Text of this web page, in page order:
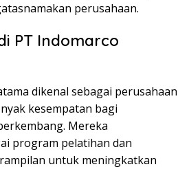
perusahaan.
PT Indomarco
dikenal sebagai perusahaan
kesempatan bagi
Mereka
program pelatihan dan
untuk meningkatkan